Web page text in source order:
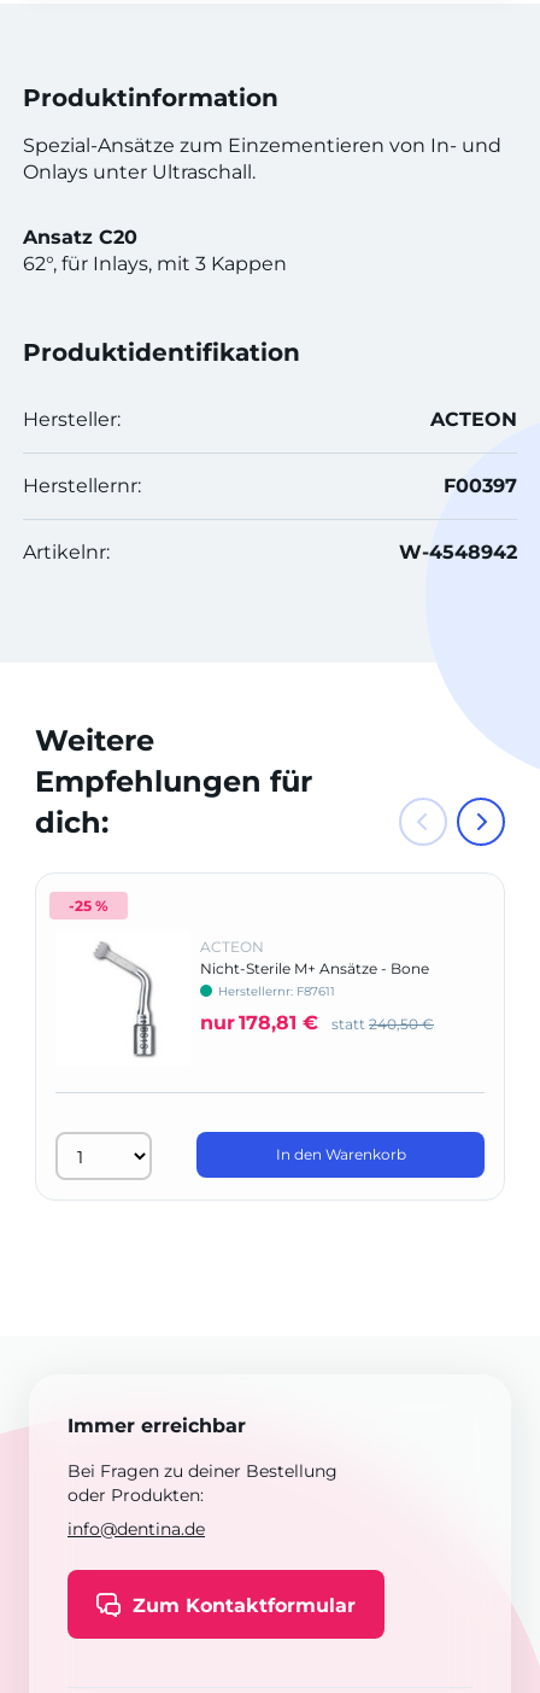
Produktinformation
Spezial-Ansätze zum Einzementieren von In- und
Onlays unter Ultraschall.
Ansatz C20
62°, für Inlays, mit 3 Kappen
Produktidentifikation
Hersteller: ACTEON
Herstellernr: F00397
Artikelnr: W-4548942
Weitere
Empfehlungen für
dich:
-25 %
ACTEON
Nicht-Sterile M+ Ansätze - Bone
Surgery (BS)
Herstellernr: F87611
nur178,81 € statt 240,50 €
In den Warenkorb
Immer erreichbar
Bei Fragen zu deiner Bestellung
oder Produkten:
info@dentina.de
Zum Kontaktformular